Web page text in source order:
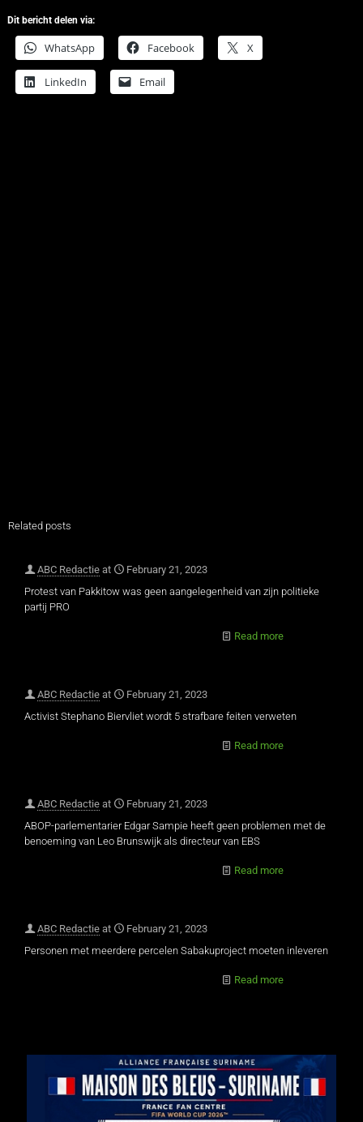
Dit bericht delen via:
WhatsApp Facebook X
LinkedIn Email
Related posts
ABC Redactie at
February 21, 2023
Protest van Pakkitow was geen aangelegenheid van zijn politieke
partij PRO
Read more
ABC Redactie at
February 21, 2023
Activist Stephano Biervliet wordt 5 strafbare feiten verweten
Read more
ABC Redactie at
February 21, 2023
ABOP-parlementarier Edgar Sampie heeft geen problemen met de
benoeming van Leo Brunswijk als directeur van EBS
Read more
ABC Redactie at
February 21, 2023
Personen met meerdere percelen Sabakuproject moeten inleveren
Read more